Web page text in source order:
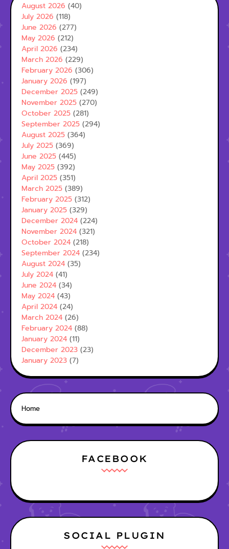
August 2026 (40)
July 2026 (118)
June 2026 (277)
May 2026 (212)
April 2026 (234)
March 2026 (229)
February 2026 (306)
January 2026 (197)
December 2025 (249)
November 2025 (270)
October 2025 (281)
September 2025 (294)
August 2025 (364)
July 2025 (369)
June 2025 (445)
May 2025 (392)
April 2025 (351)
March 2025 (389)
February 2025 (312)
January 2025 (329)
December 2024 (224)
November 2024 (321)
October 2024 (218)
September 2024 (234)
August 2024 (35)
July 2024 (41)
June 2024 (34)
May 2024 (43)
April 2024 (24)
March 2024 (26)
February 2024 (88)
January 2024 (11)
December 2023 (23)
January 2023 (7)
Home
FACEBOOK
SOCIAL PLUGIN